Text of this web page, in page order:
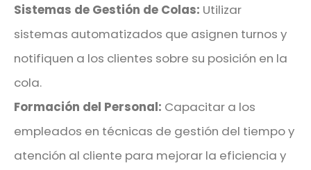
Sistemas de Gestión de Colas: Utilizar
sistemas automatizados que asignen turnos y
notifiquen a los clientes sobre su posición en la
cola.
Formación del Personal: Capacitar a los
empleados en técnicas de gestión del tiempo y
atención al cliente para mejorar la eficiencia y